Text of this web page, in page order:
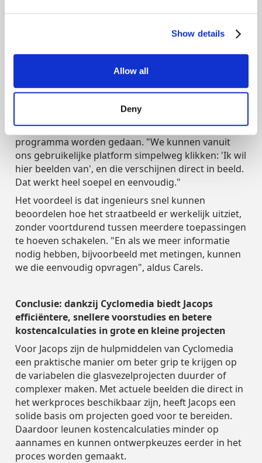
Show details
Allow all
Deny
extra tijd en geld. Nu is er minder veldwerk te doen,
4) Goede integratie in het werkproces
Doordat Street Smart eenvoudig in het bestaande
werkproces te integreren is, kan veel vanuit één
programma worden gedaan. "We kunnen vanuit
ons gebruikelijke platform simpelweg klikken: 'Ik wil
hier beelden van', en die verschijnen direct in beeld.
Dat werkt heel soepel en eenvoudig."
Het voordeel is dat ingenieurs snel kunnen
beoordelen hoe het straatbeeld er werkelijk uitziet,
zonder voortdurend tussen meerdere toepassingen
te hoeven schakelen. "En als we meer informatie
nodig hebben, bijvoorbeeld met metingen, kunnen
we die eenvoudig opvragen", aldus Carels.
Conclusie: dankzij Cyclomedia biedt Jacops
efficiëntere, snellere voorstudies en betere
kostencalculaties in grote en kleine projecten
Voor Jacops zijn de hulpmiddelen van Cyclomedia
een praktische manier om beter grip te krijgen op
de variabelen die glasvezelprojecten duurder of
complexer maken. Met actuele beelden die direct in
het werkproces beschikbaar zijn, heeft Jacops een
solide basis om projecten goed voor te bereiden.
Daardoor leunen kostencalculaties minder op
aannames en kunnen ontwerpkeuzes eerder in het
proces worden gemaakt.